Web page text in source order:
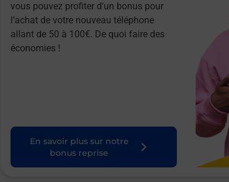
vous pouvez profiter d’un bonus pour
l’achat de votre nouveau téléphone
allant de 50 à 100€. De quoi faire des
économies !
En savoir plus sur notre
bonus reprise